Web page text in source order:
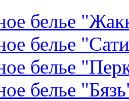
белье
белье
белье
белье